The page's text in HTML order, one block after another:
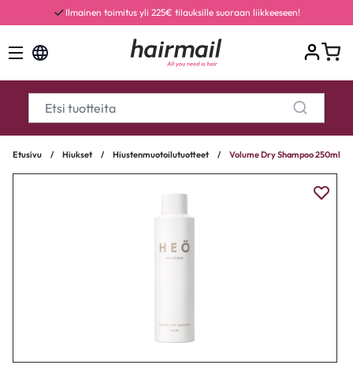
Ilmainen toimitus yli 225€ tilauksille suoraan liikkeeseen!
Etusivu / Hiukset / Hiustenmuotoilutuotteet / Volume Dry Shampoo 250ml